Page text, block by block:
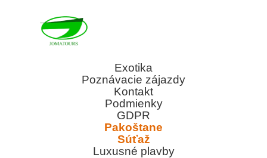
Exotika
Poznávacie zájazdy
Kontakt
Podmienky
GDPR
Pakoštane
Súťaž
Luxusné plavby